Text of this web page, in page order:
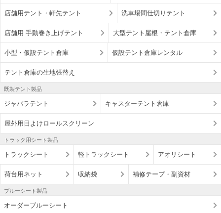
店舗用テント・軒先テント 洗車場間仕切りテント
店舗用 手動巻き上げテント 大型テント屋根・テント倉庫
小型・仮設テント倉庫 仮設テント倉庫レンタル
テント倉庫の生地張替え
既製テント製品
ジャバラテント キャスターテント倉庫
屋外用日よけロールスクリーン
トラック用シート製品
トラックシート 軽トラックシート アオリシート
荷台用ネット 収納袋 補修テープ・副資材
ブルーシート製品
オーダーブルーシート